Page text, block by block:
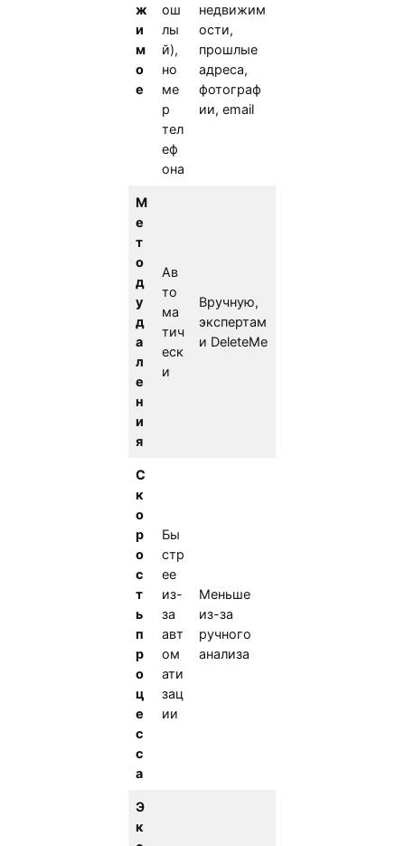
ж
и
м
о
е
ош
лы
й),
но
ме
р
тел
еф
она
недвижим
ости,
прошлые
адреса,
фотограф
ии, email
М
е
т
о
д
у
д
а
л
е
н
и
я
Ав
то
ма
тич
еск
и
Вручную,
экспертам
и DeleteMe
С
к
о
р
о
с
т
ь
п
р
о
ц
е
с
с
а
Бы
стр
ее
из-
за
авт
ом
ати
зац
ии
Меньше
из-за
ручного
анализа
Э
к